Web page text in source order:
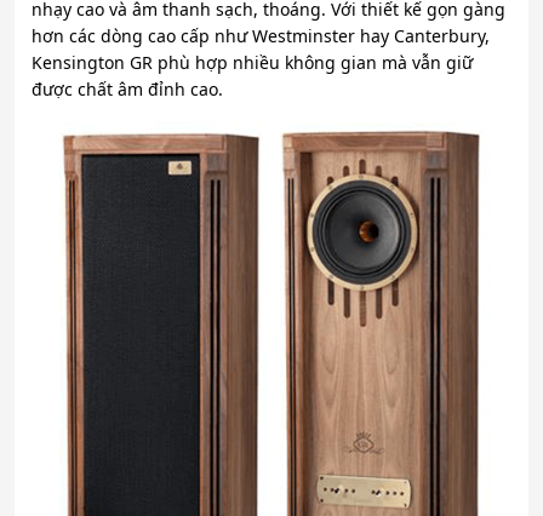
nhạy cao và âm thanh sạch, thoáng. Với thiết kế gọn gàng
hơn các dòng cao cấp như Westminster hay Canterbury,
Kensington GR phù hợp nhiều không gian mà vẫn giữ
được chất âm đỉnh cao.